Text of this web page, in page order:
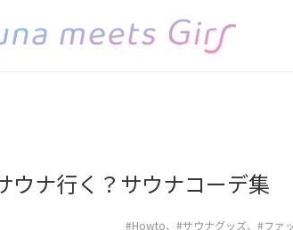
ウナ行く？サウナコーデ集
#Howto、 #サウナグッズ、 #ファ